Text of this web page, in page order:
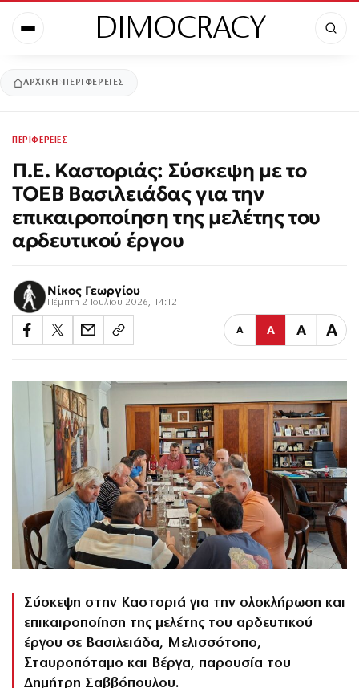
DIMOCRACY
ΑΡΧΙΚΉ ΠΕΡΙΦΕΡΕΙΕΣ
ΠΕΡΙΦΕΡΕΙΕΣ
Π.Ε. Καστοριάς: Σύσκεψη με το
ΤΟΕΒ Βασιλειάδας για την
επικαιροποίηση της μελέτης του
αρδευτικού έργου
Νίκος Γεωργίου
Πέμπτη 2 Ιουλίου 2026, 14:12
Α Α Α Α
Σύσκεψη στην Καστοριά για την ολοκλήρωση και
επικαιροποίηση της μελέτης του αρδευτικού
έργου σε Βασιλειάδα, Μελισσότοπο,
Σταυροπόταμο και Βέργα, παρουσία του
Δημήτρη Σαββόπουλου.